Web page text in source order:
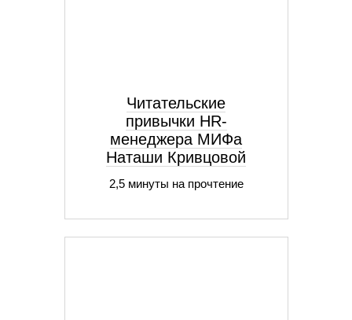
Читательские
привычки HR-
менеджера МИФа
Наташи Кривцовой
2,5 минуты на прочтение